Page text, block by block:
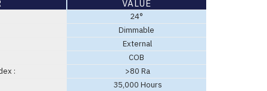
VALUE
24°
Dimmable
External
COB
:
>80 Ra
35,000 Hours